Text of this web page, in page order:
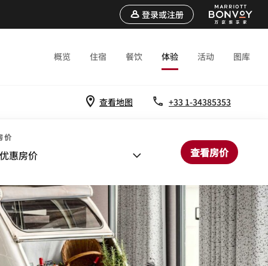
登录或注册
概览 住宿 餐饮 体验 活动 图库
查看地图 +33 1-34385353
价
惠房价 查看房价